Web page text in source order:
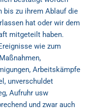
bis zu ihrem Ablauf die
hat oder wir dem
mitgeteilt haben.
wie zum
Arbeitskämpfe
unverschuldet
Aufruhr usw
und zwar auch